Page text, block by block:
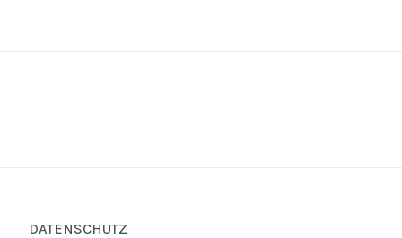
DATENSCHUTZ